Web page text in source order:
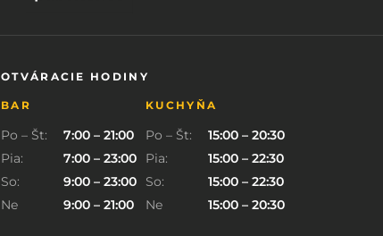
OTVÁRACIE HODINY
BAR
Po – Št:
7:00 – 21:00
Pia:
7:00 – 23:00
So:
9:00 – 23:00
Ne
9:00 – 21:00
KUCHYŇA
Po – Št:
15:00 – 20:30
Pia:
15:00 – 22:30
So:
15:00 – 22:30
Ne
15:00 – 20:30